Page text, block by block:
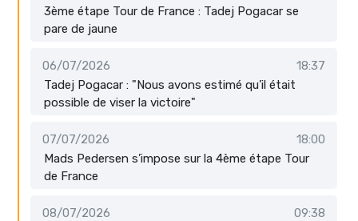
3ème étape Tour de France : Tadej Pogacar se
pare de jaune
06/07/2026
18:37
Tadej Pogacar : "Nous avons estimé qu’il était
possible de viser la victoire"
07/07/2026
18:00
Mads Pedersen s’impose sur la 4ème étape Tour
de France
08/07/2026
09:38